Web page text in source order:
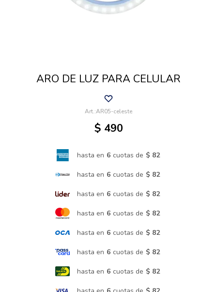
ARO DE LUZ PARA CELULAR
AR05-celeste
$ 490
hasta en 6 cuotas de $ 82
hasta en 6 cuotas de $ 82
hasta en 6 cuotas de $ 82
hasta en 6 cuotas de $ 82
hasta en 6 cuotas de $ 82
hasta en 6 cuotas de $ 82
hasta en 6 cuotas de $ 82
Cuidado personal
Termotanques